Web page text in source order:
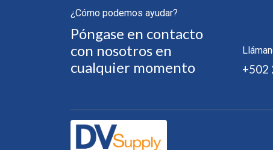
¿Cómo podemos ayudar?
Póngase en contacto
con nosotros en
cualquier momento
+502